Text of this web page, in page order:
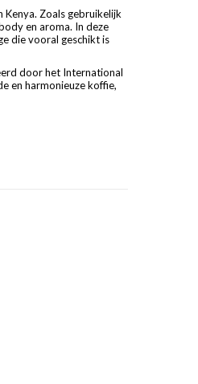
Kenya. Zoals gebruikelijk
en aroma. In deze
die vooral geschikt is
door het International
en harmonieuze koffie,